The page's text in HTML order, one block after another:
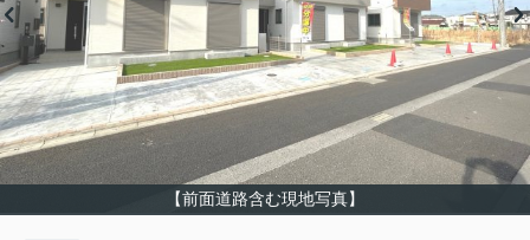
【前面道路含む現地写真】